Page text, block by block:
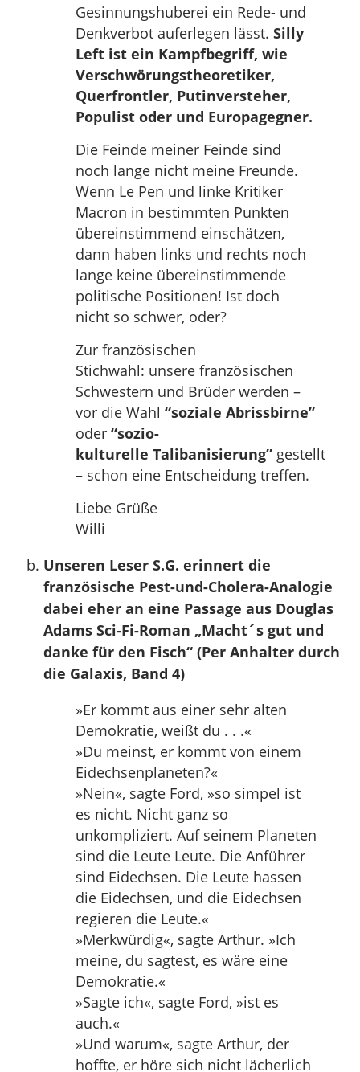
Gesinnungshuberei ein Rede- und
Denkverbot auferlegen lässt. Silly
Left ist ein Kampfbegriff, wie
Verschwörungstheoretiker,
Querfrontler, Putinversteher,
Populist oder und Europagegner.
Die Feinde meiner Feinde sind
noch lange nicht meine Freunde.
Wenn Le Pen und linke Kritiker
Macron in bestimmten Punkten
übereinstimmend einschätzen,
dann haben links und rechts noch
lange keine übereinstimmende
politische Positionen! Ist doch
nicht so schwer, oder?
Zur französischen
Stichwahl: unsere französischen
Schwestern und Brüder werden –
vor die Wahl “soziale Abrissbirne”
oder “sozio-
kulturelle Talibanisierung” gestellt
– schon eine Entscheidung treffen.
Liebe Grüße
Willi
Unseren Leser S.G. erinnert die
französische Pest-und-Cholera-Analogie
dabei eher an eine Passage aus Douglas
Adams Sci-Fi-Roman „Macht´s gut und
danke für den Fisch“ (Per Anhalter durch
die Galaxis, Band 4)
»Er kommt aus einer sehr alten
Demokratie, weißt du . . .«
»Du meinst, er kommt von einem
Eidechsenplaneten?«
»Nein«, sagte Ford, »so simpel ist
es nicht. Nicht ganz so
unkompliziert. Auf seinem Planeten
sind die Leute Leute. Die Anführer
sind Eidechsen. Die Leute hassen
die Eidechsen, und die Eidechsen
regieren die Leute.«
»Merkwürdig«, sagte Arthur. »Ich
meine, du sagtest, es wäre eine
Demokratie.«
»Sagte ich«, sagte Ford, »ist es
auch.«
»Und warum«, sagte Arthur, der
hoffte, er höre sich nicht lächerlich